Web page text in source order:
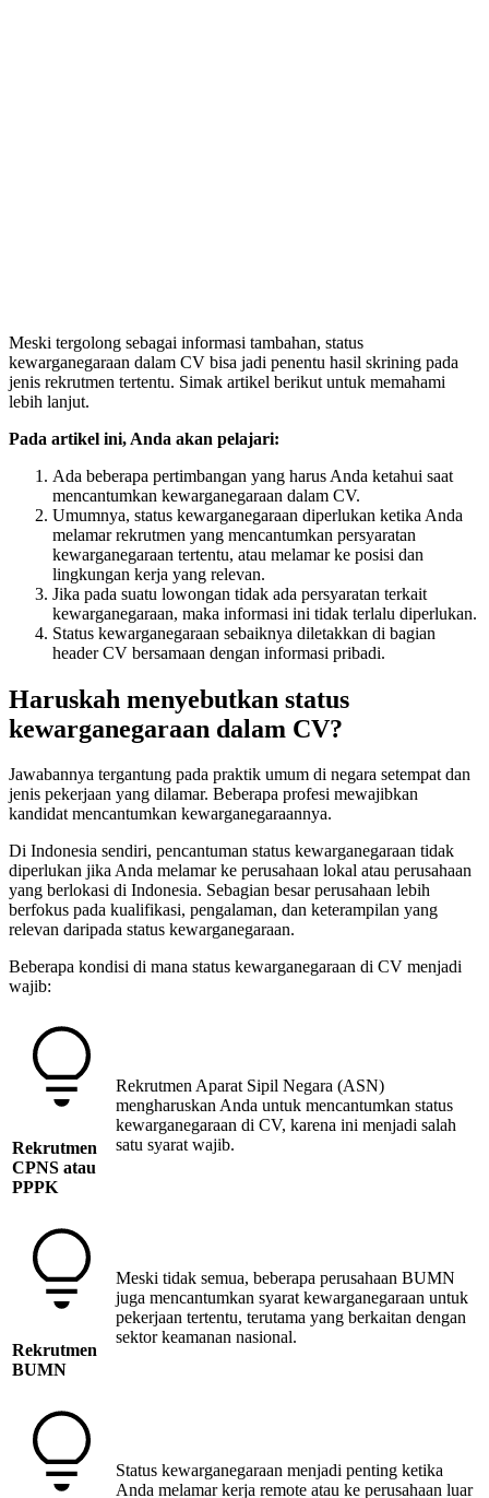
Meski tergolong sebagai informasi tambahan, status
kewarganegaraan dalam CV bisa jadi penentu hasil skrining pada
jenis rekrutmen tertentu. Simak artikel berikut untuk memahami
lebih lanjut.
Pada artikel ini, Anda akan pelajari:
Ada beberapa pertimbangan yang harus Anda ketahui saat
mencantumkan kewarganegaraan dalam CV.
Umumnya, status kewarganegaraan diperlukan ketika Anda
melamar rekrutmen yang mencantumkan persyaratan
kewarganegaraan tertentu, atau melamar ke posisi dan
lingkungan kerja yang relevan.
Jika pada suatu lowongan tidak ada persyaratan terkait
kewarganegaraan, maka informasi ini tidak terlalu diperlukan.
Status kewarganegaraan sebaiknya diletakkan di bagian
header CV bersamaan dengan informasi pribadi.
Haruskah menyebutkan status
kewarganegaraan dalam CV?
Jawabannya tergantung pada praktik umum di negara setempat dan
jenis pekerjaan yang dilamar. Beberapa profesi mewajibkan
kandidat mencantumkan kewarganegaraannya.
Di Indonesia sendiri, pencantuman status kewarganegaraan tidak
diperlukan jika Anda melamar ke perusahaan lokal atau perusahaan
yang berlokasi di Indonesia. Sebagian besar perusahaan lebih
berfokus pada kualifikasi, pengalaman, dan keterampilan yang
relevan daripada status kewarganegaraan.
Beberapa kondisi di mana status kewarganegaraan di CV menjadi
wajib:
Rekrutmen
CPNS atau
PPPK
Rekrutmen Aparat Sipil Negara (ASN)
mengharuskan Anda untuk mencantumkan status
kewarganegaraan di CV, karena ini menjadi salah
satu syarat wajib.
Rekrutmen
BUMN
Meski tidak semua, beberapa perusahaan BUMN
juga mencantumkan syarat kewarganegaraan untuk
pekerjaan tertentu, terutama yang berkaitan dengan
sektor keamanan nasional.
Status kewarganegaraan menjadi penting ketika
Anda melamar kerja remote atau ke perusahaan luar